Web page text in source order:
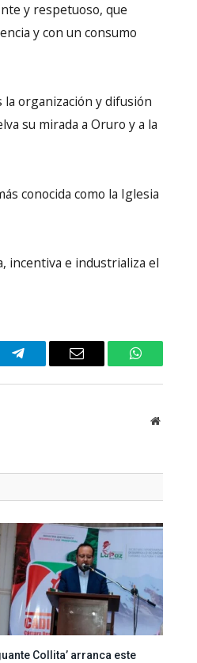
y respetuoso, que
y con un consumo
organización y difusión
su mirada a Oruro y a la
conocida como la Iglesia
incentiva e industrializa el
Telegram Email WhatsApp
Website
Collita’ arranca este